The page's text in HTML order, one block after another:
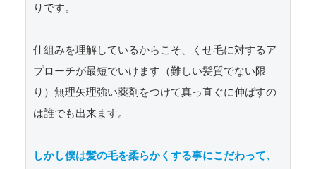
りです。
仕組みを理解しているからこそ、くせ毛に対するア
プローチが最短でいけます（難しい髪質でない限
り）無理矢理強い薬剤をつけて真っ直ぐに伸ばすの
は誰でも出来ます。
しかし僕は髪の毛を柔らかくする事にこだわって、